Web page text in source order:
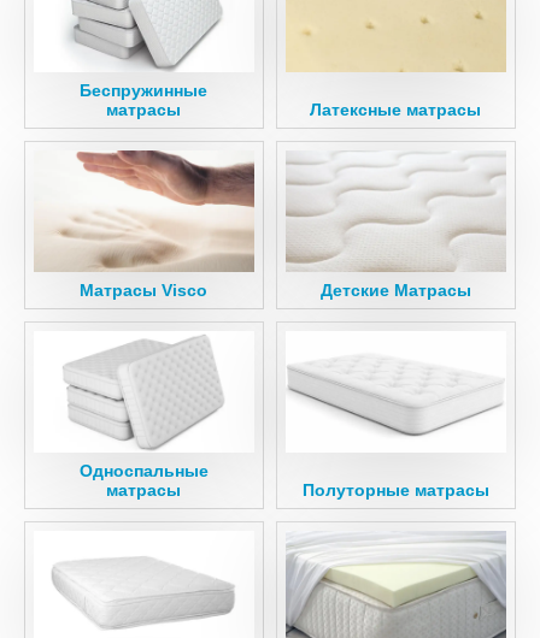
Беспружинные
матрасы
Латексные матрасы
Матрасы Visco Детские Матрасы
Односпальные
матрасы
Полуторные матрасы